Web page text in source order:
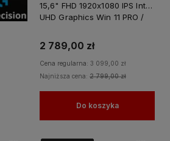
15,6" FHD 1920x1080 IPS Intel
UHD Graphics Win 11 PRO /
2 789,00 zł
Cena regularna: 3 099,00 zł
Najniższa cena: 2 799,00 zł
Do koszyka